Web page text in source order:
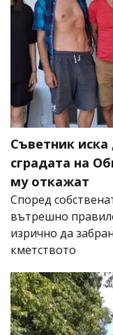
Съветник иска
сградата на
му откажат
Според
вътрешно
изрично да
кметството